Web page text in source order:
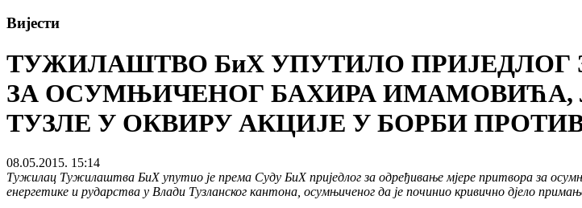
Вијести
ТУЖИЛАШТВО БиХ УПУТИЛО ПРИЈЕДЛОГ
ЗА ОСУМЊИЧЕНОГ БАХИРА ИМАМОВИЋА,
ТУЗЛЕ У ОКВИРУ АКЦИЈЕ У БОРБИ
08.05.2015. 15:14
Тужилац Тужилаштва БиХ упутио је према Суду БиХ приједлог за одређивање мјере притвора за
енергетике и рударства у Влади Тузланског кантона, осумњиченог да је починио кривично дјело